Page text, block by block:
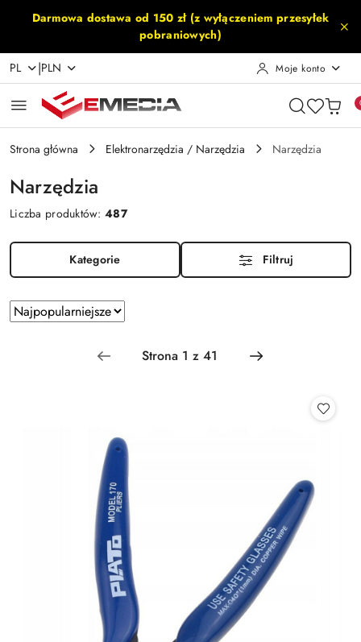
Przejdź do treści głównej
Przejdź do wyszukiwarki
Przejdź do moje konto
Przejdź do menu głównego
Przejdź do stopki
Darmowa dostawa od 150 zł (z wyłączeniem przesyłek
pobraniowych)
PL |PLN Moje konto
Strona główna Elektronarzędzia / Narzędzia Narzędzia
Narzędzia
Liczba produktów:487
Kategorie Filtruj
Zastosowano
sortowanie:
Najpopularniejsze.
Sortuj
według